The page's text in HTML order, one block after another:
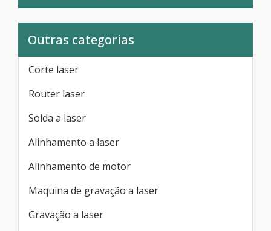
Outras categorias
Corte laser
Router laser
Solda a laser
Alinhamento a laser
Alinhamento de motor
Maquina de gravação a laser
Gravação a laser